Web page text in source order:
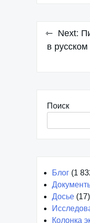
Next:
в
Поиск
Блог (1
Досье (17)
Колонка